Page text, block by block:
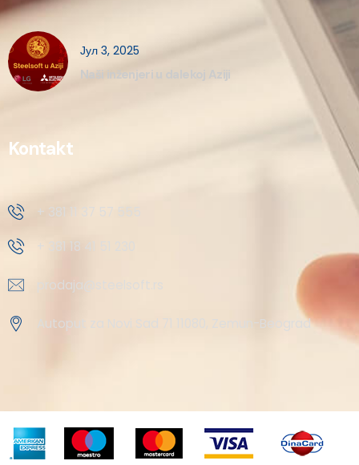
Јул 3, 2025
Naši inženjeri u dalekoj Aziji
Kontakt
+ 381 11 37 57 555
+ 381 18 41 51 230
prodaja@steelsoft.rs
Autoput za Novi Sad 71 11080, Zemun-Beograd